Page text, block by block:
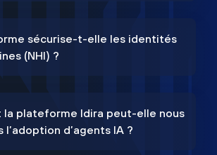
sécurise-t-elle les identités
(NHI) ?
la plateforme Idira peut-elle nous
l’adoption d’agents IA ?